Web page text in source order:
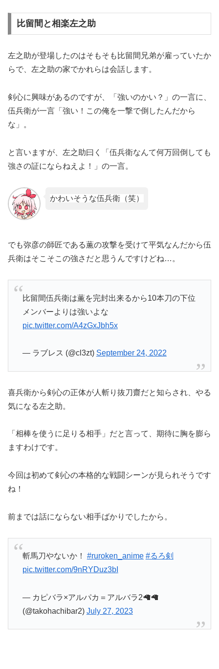
比留間と相楽左之助
左之助が登場したのはそもそも比留間兄弟が雇っていたか
らで、左之助の家でかれらは会話します。
剣心に興味があるのですが、「強いのかい？」の一言に、
伍兵衛が一言「強い！この俺を一撃で倒したんだから
な」。
と言いますが、左之助曰く「伍兵衛なんて何万回倒しても
強さの証にならねえよ！」の一言。
かわいそうな伍兵衛（笑）
でも弥彦の師匠である薫の攻撃を受けて平気なんだから伍
兵衛はそこそこの強さだと思うんですけどね…。
比留間伍兵衛は薫を完封出来るから10本刀の下位
メンバーよりは強いよな
pic.twitter.com/A4zGxJbh5x
— ラブレス (@cl3zt) September 24, 2022
喜兵衛から剣心の正体が人斬り抜刀齋だと知らされ、やる
気になる左之助。
「相棒を使うに足りる相手」だと言って、期待に胸を膨ら
ますわけです。
今回は初めて剣心の本格的な戦闘シーンが見られそうです
ね！
前までは話にならない相手ばかりでしたから。
斬馬刀やないか！ #ruroken_anime #るろ剣
pic.twitter.com/9nRYDuz3bI
— カピバラ×アルパカ＝アルバラ2🦙🦙
(@takohachibar2) July 27, 2023